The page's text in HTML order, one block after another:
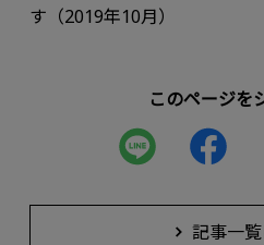
す（2019年10月）
このページを
記事一